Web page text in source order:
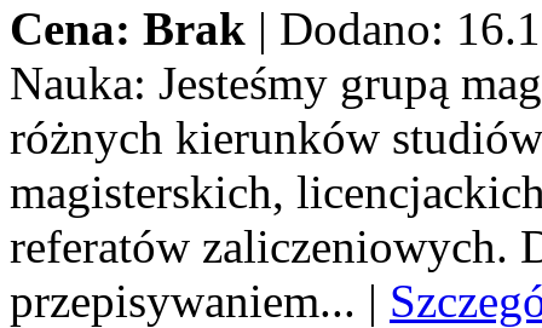
Cena: Brak | Dodano:
Nauka: Jesteśmy grupą
różnych kierunków
magisterskich,
referatów zaliczeniowych.
przepisywaniem... |